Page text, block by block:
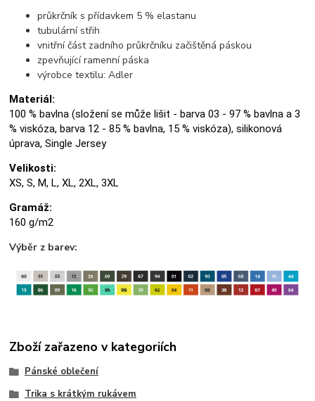
průkrčník s přídavkem 5 % elastanu
tubulární střih
vnitřní část zadního průkrčníku začištěná páskou
zpevňující ramenní páska
výrobce textilu: Adler
Materiál:
100 % bavlna (složení se může lišit - barva 03 - 97 % bavlna a 3
% viskóza, barva 12 - 85 % bavlna, 15 % viskóza), silikonová
úprava, Single Jersey
Velikosti:
XS, S, M, L, XL, 2XL, 3XL
Gramáž:
160 g/m2
Výběr z barev:
Zboží zařazeno v kategoriích
Pánské oblečení
Trika s krátkým rukávem